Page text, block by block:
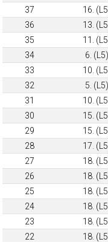
37
16.
36
13.
35
11.
34
6. (L5)
33
10.
32
5. (L5)
31
10.
30
15.
29
15.
28
17.
27
18.
26
18.
25
18.
24
18.
23
18.
22
18.